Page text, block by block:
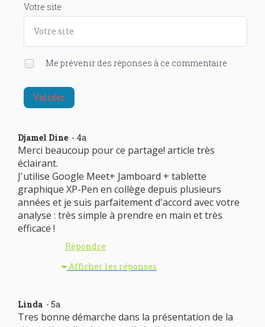
Votre site
Me prévenir des réponses à ce commentaire
Valider
Djamel Dine - 4a
Merci beaucoup pour ce partage! article très
éclairant.
J'utilise Google Meet+ Jamboard + tablette
graphique XP-Pen en collège depuis plusieurs
années et je suis parfaitement d'accord avec votre
analyse : très simple à prendre en main et très
efficace !
Répondre
Afficher les réponses
Linda - 5a
Tres bonne démarche dans la présentation de la